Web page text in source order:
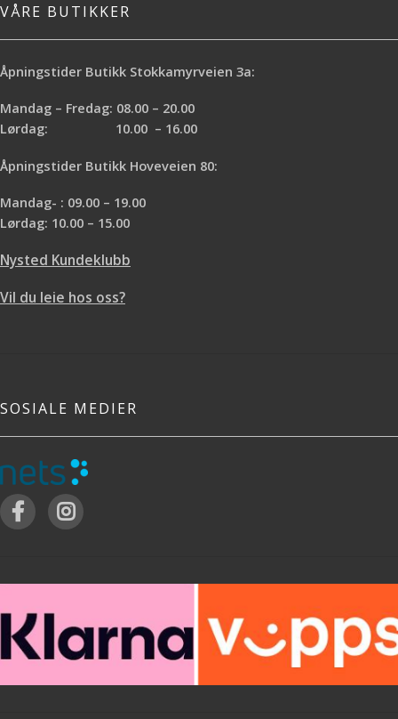
VÅRE BUTIKKER
Åpningstider Butikk Stokkamyrveien 3a:
Mandag – Fredag: 08.00 – 20.00
Lørdag: 10.00 – 16.00
Åpningstider Butikk Hoveveien 80:
Mandag- : 09.00 – 19.00
Lørdag: 10.00 – 15.00
Nysted Kundeklubb
Vil du leie hos oss?
SOSIALE MEDIER